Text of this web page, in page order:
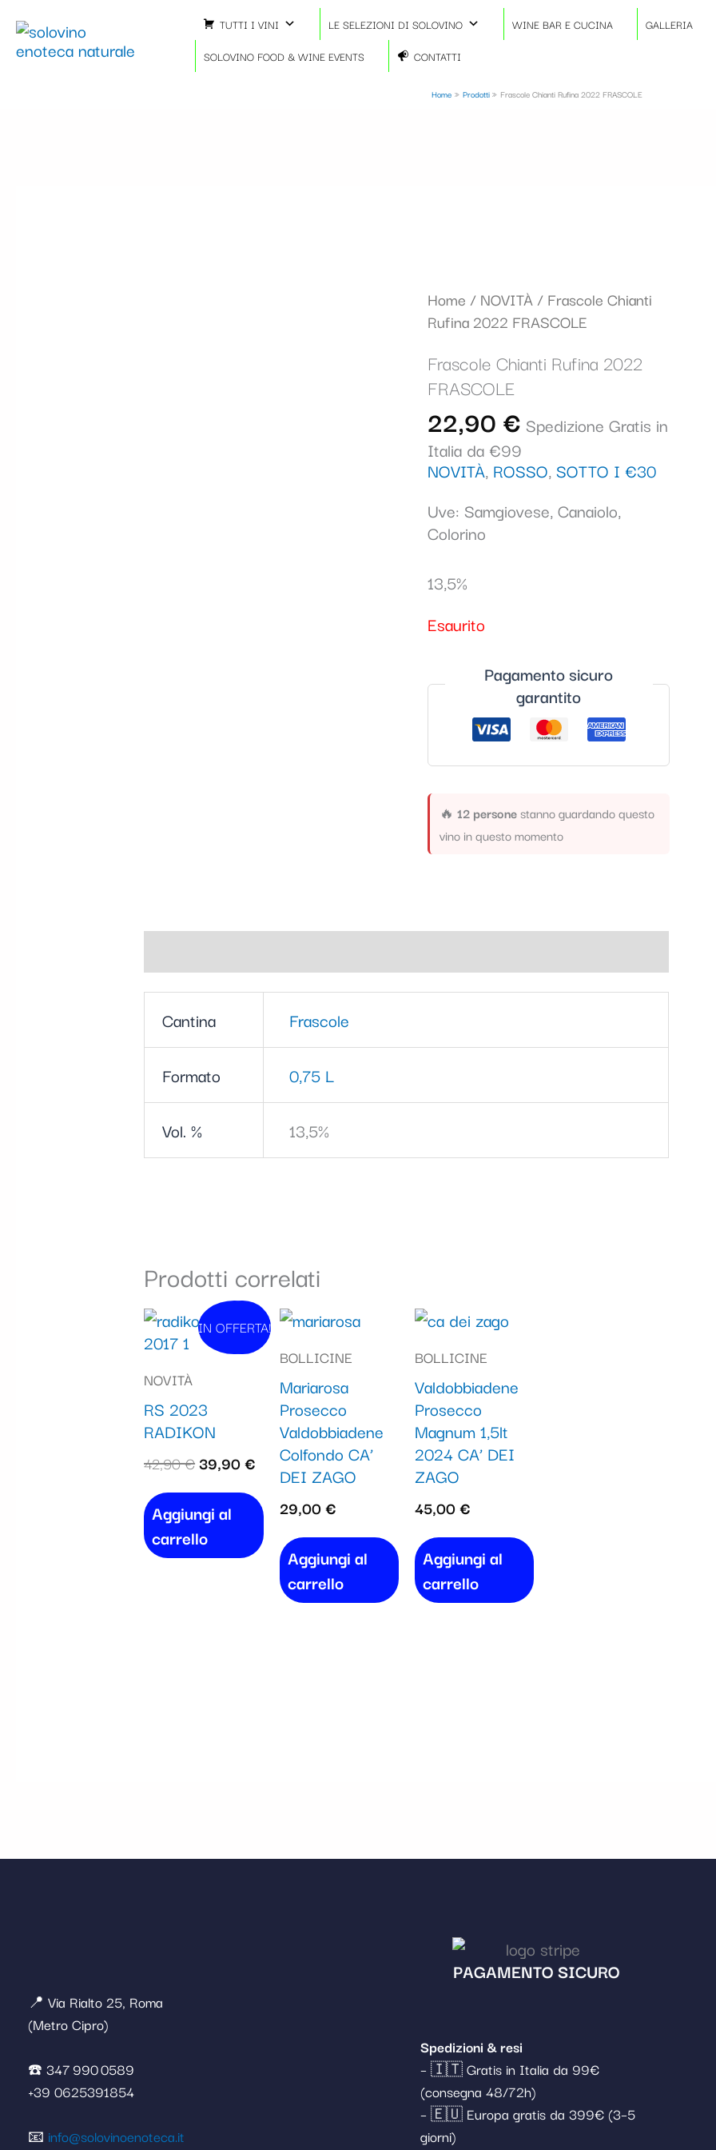
contenuto
TUTTI I VINI LE SELEZIONI DI SOLOVINO WINE BAR E CUCINA
GALLERIA
SOLOVINO FOOD & WINE EVENTS
CONTATTI
Home Prodotti Frascole Chianti Rufina 2022 FRASCOLE
Home / NOVITÀ/ Frascole Chianti
Rufina 2022 FRASCOLE
Frascole Chianti Rufina 2022
FRASCOLE
22,90 € Spedizione Gratis in
Italia da €99
NOVITÀ, ROSSO,SOTTO I €30
Uve: Samgiovese, Canaiolo,
Colorino
13,5%
Esaurito
Pagamento sicuro
garantito
🔥12 personestanno guardando questo
vino in questo momento
Cantina Frascole
Formato 0,75 L
Vol. % 13,5%
Prodotti correlati
In vendita!
IN OFFERTA!
NOVITÀ
RS 2023
RADIKON
42,90€
Il
prezzo
42,90 €.
39,90€
Il
prezzo
attuale
39,90 €.
Aggiungi al
carrello
BOLLICINE
Mariarosa
Prosecco
Valdobbiadene
Colfondo CA’
DEI ZAGO
29,00€
Aggiungi al
carrello
BOLLICINE
Valdobbiadene
Prosecco
Magnum 1,5lt
2024 CA’ DEI
ZAGO
45,00€
Aggiungi al
carrello
📍 Via Rialto 25, Roma
(Metro Cipro)
☎️ 347 990 0589
+39 0625391854
📧 info@solovinoenoteca.it
PAGAMENTO SICURO
Spedizioni & resi
– 🇮🇹 Gratis in Italia da 99€
(consegna 48/72h)
– 🇪🇺 Europa gratis da 399€ (3–5
giorni)